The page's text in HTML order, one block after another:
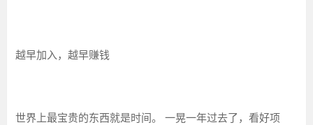
越早加入，越早赚钱
世界上最宝贵的东西就是时间。 一晃一年过去了，看好项